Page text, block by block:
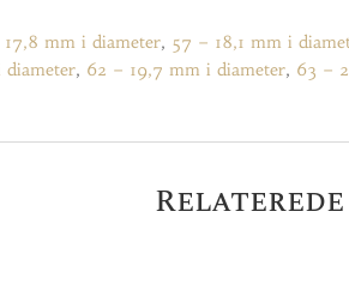
mm i diameter, 57 – 18,1 mm i
diameter, 62 – 19,7 mm i diameter, 63 –